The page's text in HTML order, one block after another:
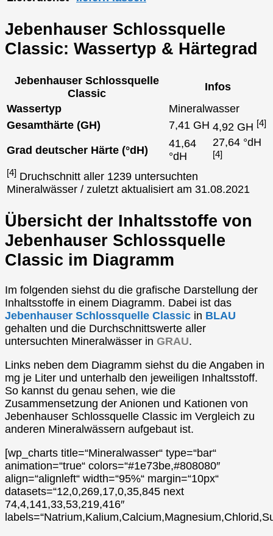
Jebenhauser Schlossquelle
Classic: Wassertyp & Härtegrad
Jebenhauser Schlossquelle
Classic
Infos
Wassertyp
Mineralwasser
Gesamthärte (GH)
7,41 GH 4,92 GH [4]
Grad deutscher Härte (°dH)
41,64
°dH
27,64 °dH
[4]
[4] Druchschnitt aller 1239 untersuchten
Mineralwässer / zuletzt aktualisiert am 31.08.2021
Übersicht der Inhaltsstoffe von
Jebenhauser Schlossquelle
Classic im Diagramm
Im folgenden siehst du die grafische Darstellung der
Inhaltsstoffe in einem Diagramm. Dabei ist das
Jebenhauser Schlossquelle Classic in BLAU
gehalten und die Durchschnittswerte aller
untersuchten Mineralwässer in GRAU.
Links neben dem Diagramm siehst du die Angaben in
mg je Liter und unterhalb den jeweiligen Inhaltsstoff.
So kannst du genau sehen, wie die
Zusammensetzung der Anionen und Kationen von
Jebenhauser Schlossquelle Classic im Vergleich zu
anderen Mineralwässern aufgebaut ist.
[wp_charts title=“Mineralwasser“ type=“bar“
animation=“true“ colors=“#1e73be,#808080″
align=“alignleft“ width=“95%“ margin=“10px“
datasets=“12,0,269,17,0,35,845 next
74,4,141,33,53,219,416″